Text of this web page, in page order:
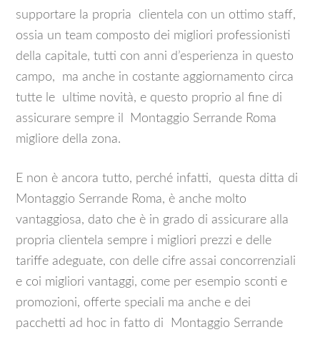
supportare la propria clientela con un ottimo staff,
ossia un team composto dei migliori professionisti
della capitale, tutti con anni d’esperienza in questo
campo, ma anche in costante aggiornamento circa
tutte le ultime novità, e questo proprio al fine di
assicurare sempre il
Montaggio Serrande Roma
migliore della zona.
E non è ancora tutto, perché infatti, questa ditta di
Montaggio Serrande Roma, è anche molto
vantaggiosa, dato che è in grado di assicurare alla
propria clientela sempre i migliori prezzi e delle
tariffe adeguate, con delle cifre assai concorrenziali
e coi migliori vantaggi, come per esempio sconti e
promozioni, offerte speciali ma anche e dei
pacchetti ad hoc in fatto di Montaggio Serrande